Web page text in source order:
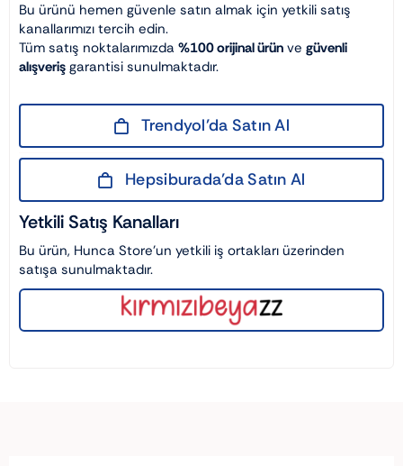
Bu ürünü hemen güvenle satın almak için yetkili satış
kanallarımızı tercih edin.
Tüm satış noktalarımızda %100 orijinal ürün ve güvenli
alışveriş garantisi sunulmaktadır.
Trendyol’da Satın Al
Hepsiburada’da Satın Al
Yetkili Satış Kanalları
Bu ürün, Hunca Store’un yetkili iş ortakları üzerinden
satışa sunulmaktadır.